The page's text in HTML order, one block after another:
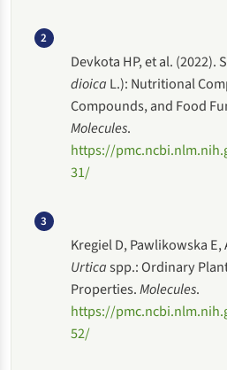
2
Devkota HP, et al. (2022).
dioica L.): Nutritional
Compounds, and Food
Molecules.
https://
31/
3
Kregiel D, Pawlikowska
Urticaspp.: Ordinary
Properties.Molecules.
https://
52/